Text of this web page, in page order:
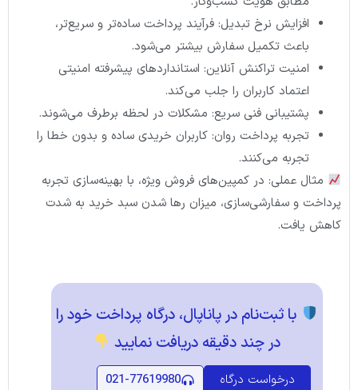
افزایش نرخ تبدیل: فرآیند پرداخت ساده‌تر و سریع‌تر،
باعث تکمیل سفارش بیشتر می‌شود.
امنیت تراکنش آنلاین: استانداردهای پیشرفته امنیتی
اعتماد کاربران را جلب می‌کند.
پشتیبانی فنی سریع: مشکلات در لحظه برطرف می‌شوند.
تجربه پرداخت روان: کاربران خریدی ساده و بدون خطا را
تجربه می‌کنند.
مثال عملی: در کمپین‌های فروش ویژه، با بهینه‌سازی تجربه
پرداخت و سفارشی‌سازی، میزان رها شدن سبد خرید به شدت
کاهش یافت.
با ثبت‌نام در پاناپال، درگاه پرداخت خود را
در چند دقیقه دریافت نمایید
درخواست درگاه 021-77619980